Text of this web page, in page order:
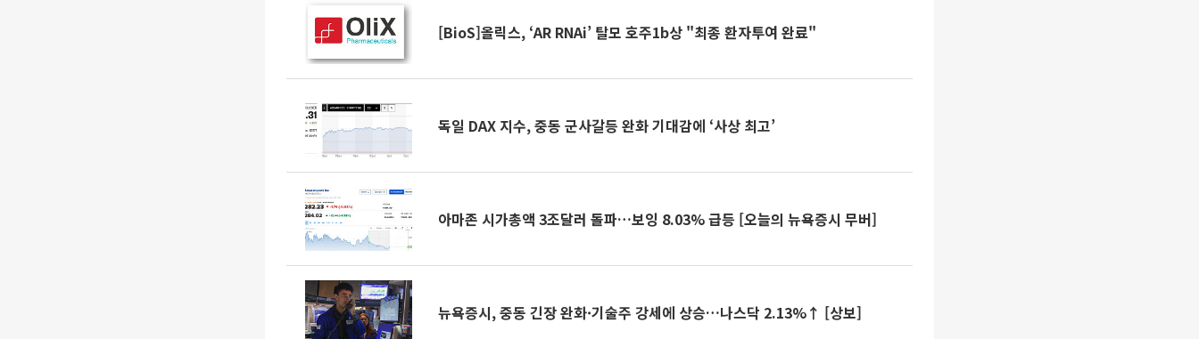
[BioS]올릭스, ‘AR RNAi’ 탈모 호주1b상 "최종 환자투여 완료"
독일 DAX 지수, 중동 군사갈등 완화 기대감에 ‘사상 최고’
아마존 시가총액 3조달러 돌파…보잉 8.03% 급등 [오늘의 뉴욕증시 무버]
뉴욕증시, 중동 긴장 완화·기술주 강세에 상승…나스닥 2.13%↑ [상보]